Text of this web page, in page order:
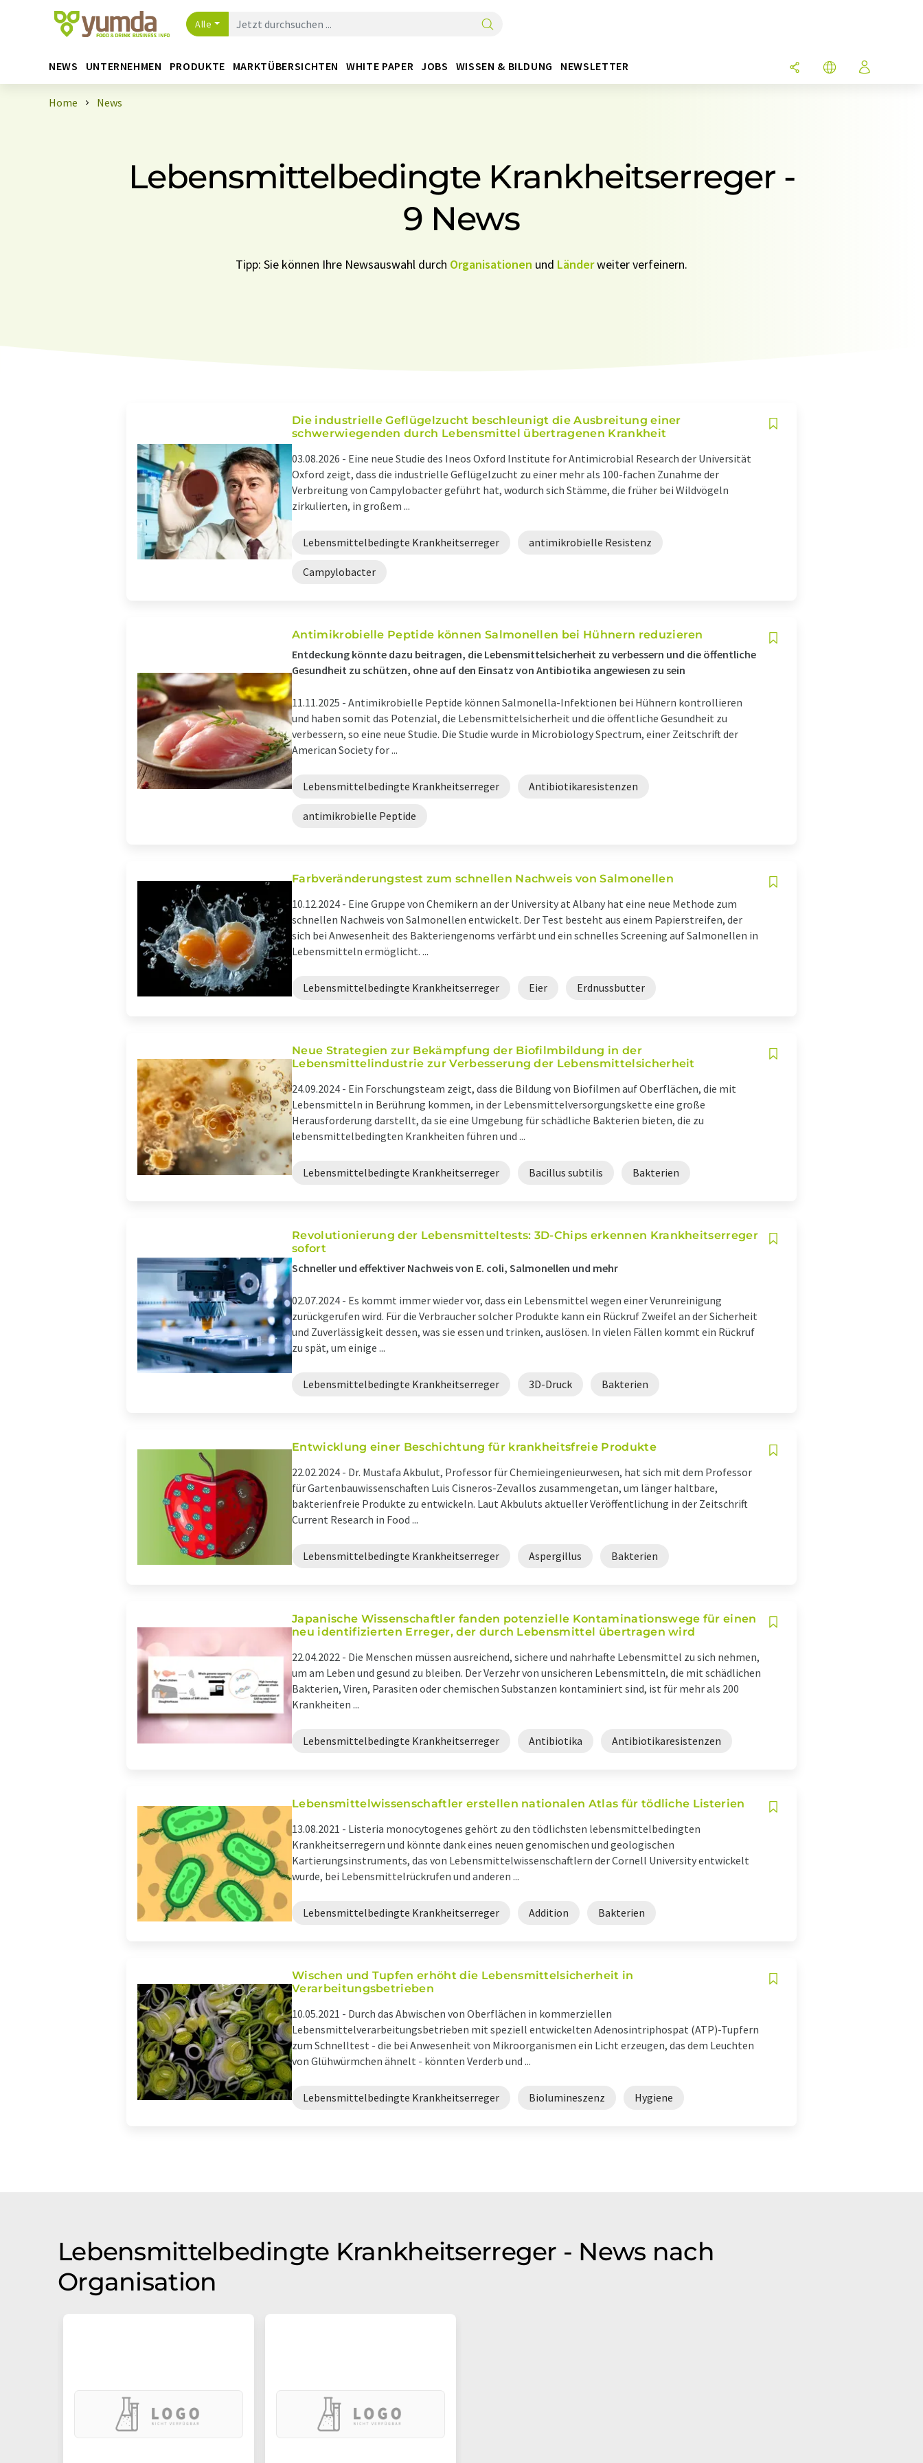
Alle
NEWS UNTERNEHMEN PRODUKTE MARKTÜBERSICHTEN WHITE PAPER JOBS WISSEN & BILDUNG NEWSLETTER
Home News
Lebensmittelbedingte Krankheitserreger -
9 News
Tipp: Sie können Ihre Newsauswahl durch Organisationen und Länderweiter verfeinern.
Die industrielle Geflügelzucht beschleunigt die Ausbreitung einer
schwerwiegenden durch Lebensmittel übertragenen Krankheit
03.08.2026 - Eine neue Studie des Ineos Oxford Institute for Antimicrobial Research der Universität
Oxford zeigt, dass die industrielle Geflügelzucht zu einer mehr als 100-fachen Zunahme der
Verbreitung von Campylobacter geführt hat, wodurch sich Stämme, die früher bei Wildvögeln
zirkulierten, in großem ...
Lebensmittelbedingte Krankheitserreger antimikrobielle Resistenz
Campylobacter
Antimikrobielle Peptide können Salmonellen bei Hühnern reduzieren
Entdeckung könnte dazu beitragen, die Lebensmittelsicherheit zu verbessern und die öffentliche
Gesundheit zu schützen, ohne auf den Einsatz von Antibiotika angewiesen zu sein
11.11.2025 - Antimikrobielle Peptide können Salmonella-Infektionen bei Hühnern kontrollieren
und haben somit das Potenzial, die Lebensmittelsicherheit und die öffentliche Gesundheit zu
verbessern, so eine neue Studie. Die Studie wurde in Microbiology Spectrum, einer Zeitschrift der
American Society for ...
Lebensmittelbedingte Krankheitserreger Antibiotikaresistenzen
antimikrobielle Peptide
Farbveränderungstest zum schnellen Nachweis von Salmonellen
10.12.2024 - Eine Gruppe von Chemikern an der University at Albany hat eine neue Methode zum
schnellen Nachweis von Salmonellen entwickelt. Der Test besteht aus einem Papierstreifen, der
sich bei Anwesenheit des Bakteriengenoms verfärbt und ein schnelles Screening auf Salmonellen in
Lebensmitteln ermöglicht. ...
Lebensmittelbedingte Krankheitserreger Eier Erdnussbutter
Neue Strategien zur Bekämpfung der Biofilmbildung in der
Lebensmittelindustrie zur Verbesserung der Lebensmittelsicherheit
24.09.2024 - Ein Forschungsteam zeigt, dass die Bildung von Biofilmen auf Oberflächen, die mit
Lebensmitteln in Berührung kommen, in der Lebensmittelversorgungskette eine große
Herausforderung darstellt, da sie eine Umgebung für schädliche Bakterien bieten, die zu
lebensmittelbedingten Krankheiten führen und ...
Lebensmittelbedingte Krankheitserreger Bacillus subtilis Bakterien
Revolutionierung der Lebensmitteltests: 3D-Chips erkennen Krankheitserreger
sofort
Schneller und effektiver Nachweis von E. coli, Salmonellen und mehr
02.07.2024 - Es kommt immer wieder vor, dass ein Lebensmittel wegen einer Verunreinigung
zurückgerufen wird. Für die Verbraucher solcher Produkte kann ein Rückruf Zweifel an der Sicherheit
und Zuverlässigkeit dessen, was sie essen und trinken, auslösen. In vielen Fällen kommt ein Rückruf
zu spät, um einige ...
Lebensmittelbedingte Krankheitserreger 3D-Druck Bakterien
Entwicklung einer Beschichtung für krankheitsfreie Produkte
22.02.2024 - Dr. Mustafa Akbulut, Professor für Chemieingenieurwesen, hat sich mit dem Professor
für Gartenbauwissenschaften Luis Cisneros-Zevallos zusammengetan, um länger haltbare,
bakterienfreie Produkte zu entwickeln. Laut Akbuluts aktueller Veröffentlichung in der Zeitschrift
Current Research in Food ...
Lebensmittelbedingte Krankheitserreger Aspergillus Bakterien
Japanische Wissenschaftler fanden potenzielle Kontaminationswege für einen
neu identifizierten Erreger, der durch Lebensmittel übertragen wird
22.04.2022 - Die Menschen müssen ausreichend, sichere und nahrhafte Lebensmittel zu sich nehmen,
um am Leben und gesund zu bleiben. Der Verzehr von unsicheren Lebensmitteln, die mit schädlichen
Bakterien, Viren, Parasiten oder chemischen Substanzen kontaminiert sind, ist für mehr als 200
Krankheiten ...
Lebensmittelbedingte Krankheitserreger Antibiotika Antibiotikaresistenzen
Lebensmittelwissenschaftler erstellen nationalen Atlas für tödliche Listerien
13.08.2021 - Listeria monocytogenes gehört zu den tödlichsten lebensmittelbedingten
Krankheitserregern und könnte dank eines neuen genomischen und geologischen
Kartierungsinstruments, das von Lebensmittelwissenschaftlern der Cornell University entwickelt
wurde, bei Lebensmittelrückrufen und anderen ...
Lebensmittelbedingte Krankheitserreger Addition Bakterien
Wischen und Tupfen erhöht die Lebensmittelsicherheit in
Verarbeitungsbetrieben
10.05.2021 - Durch das Abwischen von Oberflächen in kommerziellen
Lebensmittelverarbeitungsbetrieben mit speziell entwickelten Adenosintriphospat (ATP)-Tupfern
zum Schnelltest - die bei Anwesenheit von Mikroorganismen ein Licht erzeugen, das dem Leuchten
von Glühwürmchen ähnelt - könnten Verderb und ...
Lebensmittelbedingte Krankheitserreger Biolumineszenz Hygiene
Lebensmittelbedingte Krankheitserreger - News nach
Organisation